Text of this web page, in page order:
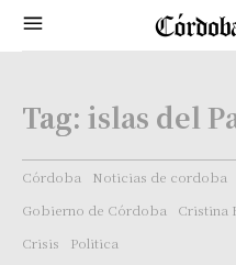
Tag: islas del
Córdoba Noticias de cordoba
Gobierno de Córdoba
Cristina
Crisis
Politica